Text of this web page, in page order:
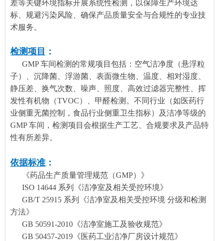
差等关键环境指标开展系统性检测，以保障生产环境达
标、规避污染风险、确保产品质量安全与合规性的专业技
术服务。
检测项目 ：
GMP 车间检测的常规项目包括：空气洁净度（悬浮粒
子）、沉降菌、浮游菌、表面微生物、温度、相对湿度、
静压差、换气次数、噪声、照度、高效过滤器完整性、挥
发性有机物（TVOC）、甲醛检测。不同行业（如医药行
业侧重无菌控制，食品行业侧重卫生指标）及洁净等级的
GMP 车间，检测项目会根据生产工艺、合规要求及产品特
性有所差异。
依据标准 ：
《药品生产质量管理规范（GMP）》
ISO 14644 系列《洁净室及相关受控环境》
GB/T 25915 系列《洁净室及相关受控环境 分级和检测
方法》
GB 50591-2010《洁净室施工及验收规范》
GB 50457-2019《医药工业洁净厂房设计规范》